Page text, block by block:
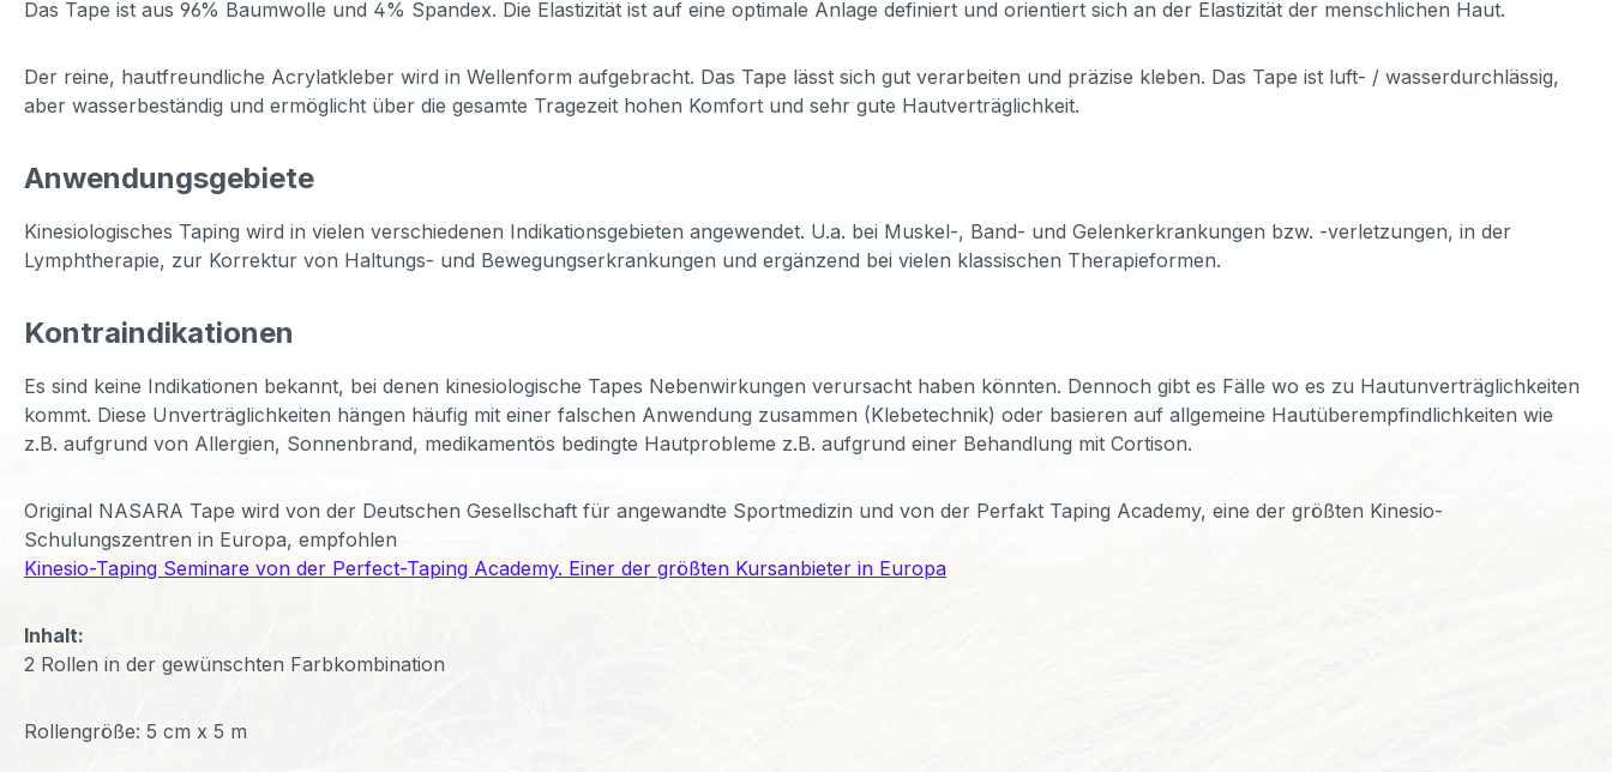
Das Tape ist aus 96% Baumwolle und 4% Spandex. Die Elastizität ist auf eine optimale Anlage definiert und orientiert sich an der Elastizität der menschlichen Haut.
Der reine, hautfreundliche Acrylatkleber wird in Wellenform aufgebracht. Das Tape lässt sich gut verarbeiten und präzise kleben. Das Tape ist luft- / wasserdurchlässig,
aber wasserbeständig und ermöglicht über die gesamte Tragezeit hohen Komfort und sehr gute Hautverträglichkeit.
Anwendungsgebiete
Kinesiologisches Taping wird in vielen verschiedenen Indikationsgebieten angewendet. U.a. bei Muskel-, Band- und Gelenkerkrankungen bzw. -verletzungen, in der
Lymphtherapie, zur Korrektur von Haltungs- und Bewegungserkrankungen und ergänzend bei vielen klassischen Therapieformen.
Kontraindikationen
Es sind keine Indikationen bekannt, bei denen kinesiologische Tapes Nebenwirkungen verursacht haben könnten. Dennoch gibt es Fälle wo es zu Hautunverträglichkeiten
kommt. Diese Unverträglichkeiten hängen häufig mit einer falschen Anwendung zusammen (Klebetechnik) oder basieren auf allgemeine Hautüberempfindlichkeiten wie
z.B. aufgrund von Allergien, Sonnenbrand, medikamentös bedingte Hautprobleme z.B. aufgrund einer Behandlung mit Cortison.
Original NASARA Tape wird von der Deutschen Gesellschaft für angewandte Sportmedizin und von der Perfakt Taping Academy, eine der größten Kinesio-
Schulungszentren in Europa, empfohlen
Kinesio-Taping Seminare von der Perfect-Taping Academy. Einer der größten Kursanbieter in Europa
Inhalt:
2 Rollen in der gewünschten Farbkombination
Rollengröße: 5 cm x 5 m